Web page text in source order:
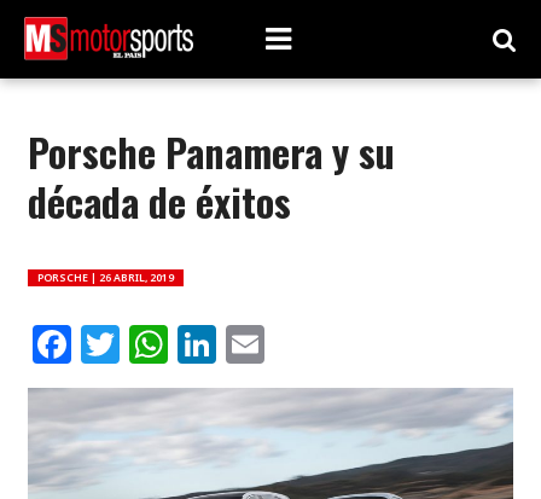
Porsche Panamera y su
década de éxitos
PORSCHE | 26 ABRIL, 2019
Facebook
Twitter
WhatsApp
LinkedIn
Email